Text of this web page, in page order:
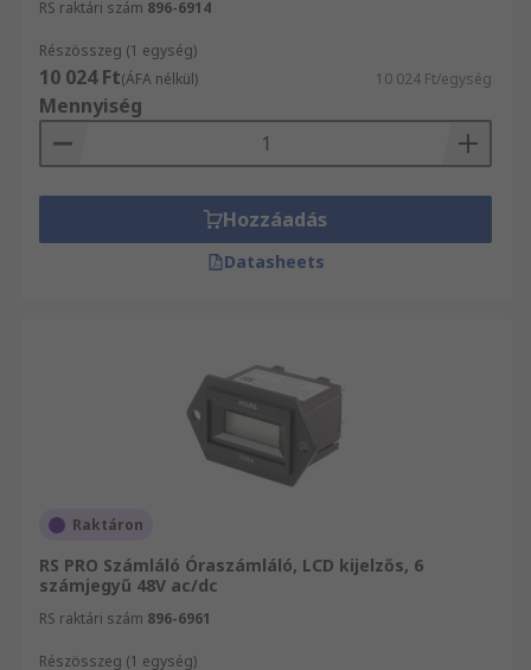
RS raktári szám 896-6914
Részösszeg (1 egység)
10 024 Ft(ÁFA nélkül) 10 024 Ft/egység
Mennyiség
Hozzáadás
Datasheets
Raktáron
RS PRO Számláló Óraszámláló, LCD kijelzős, 6
számjegyű 48V ac/dc
RS raktári szám 896-6961
Részösszeg (1 egység)